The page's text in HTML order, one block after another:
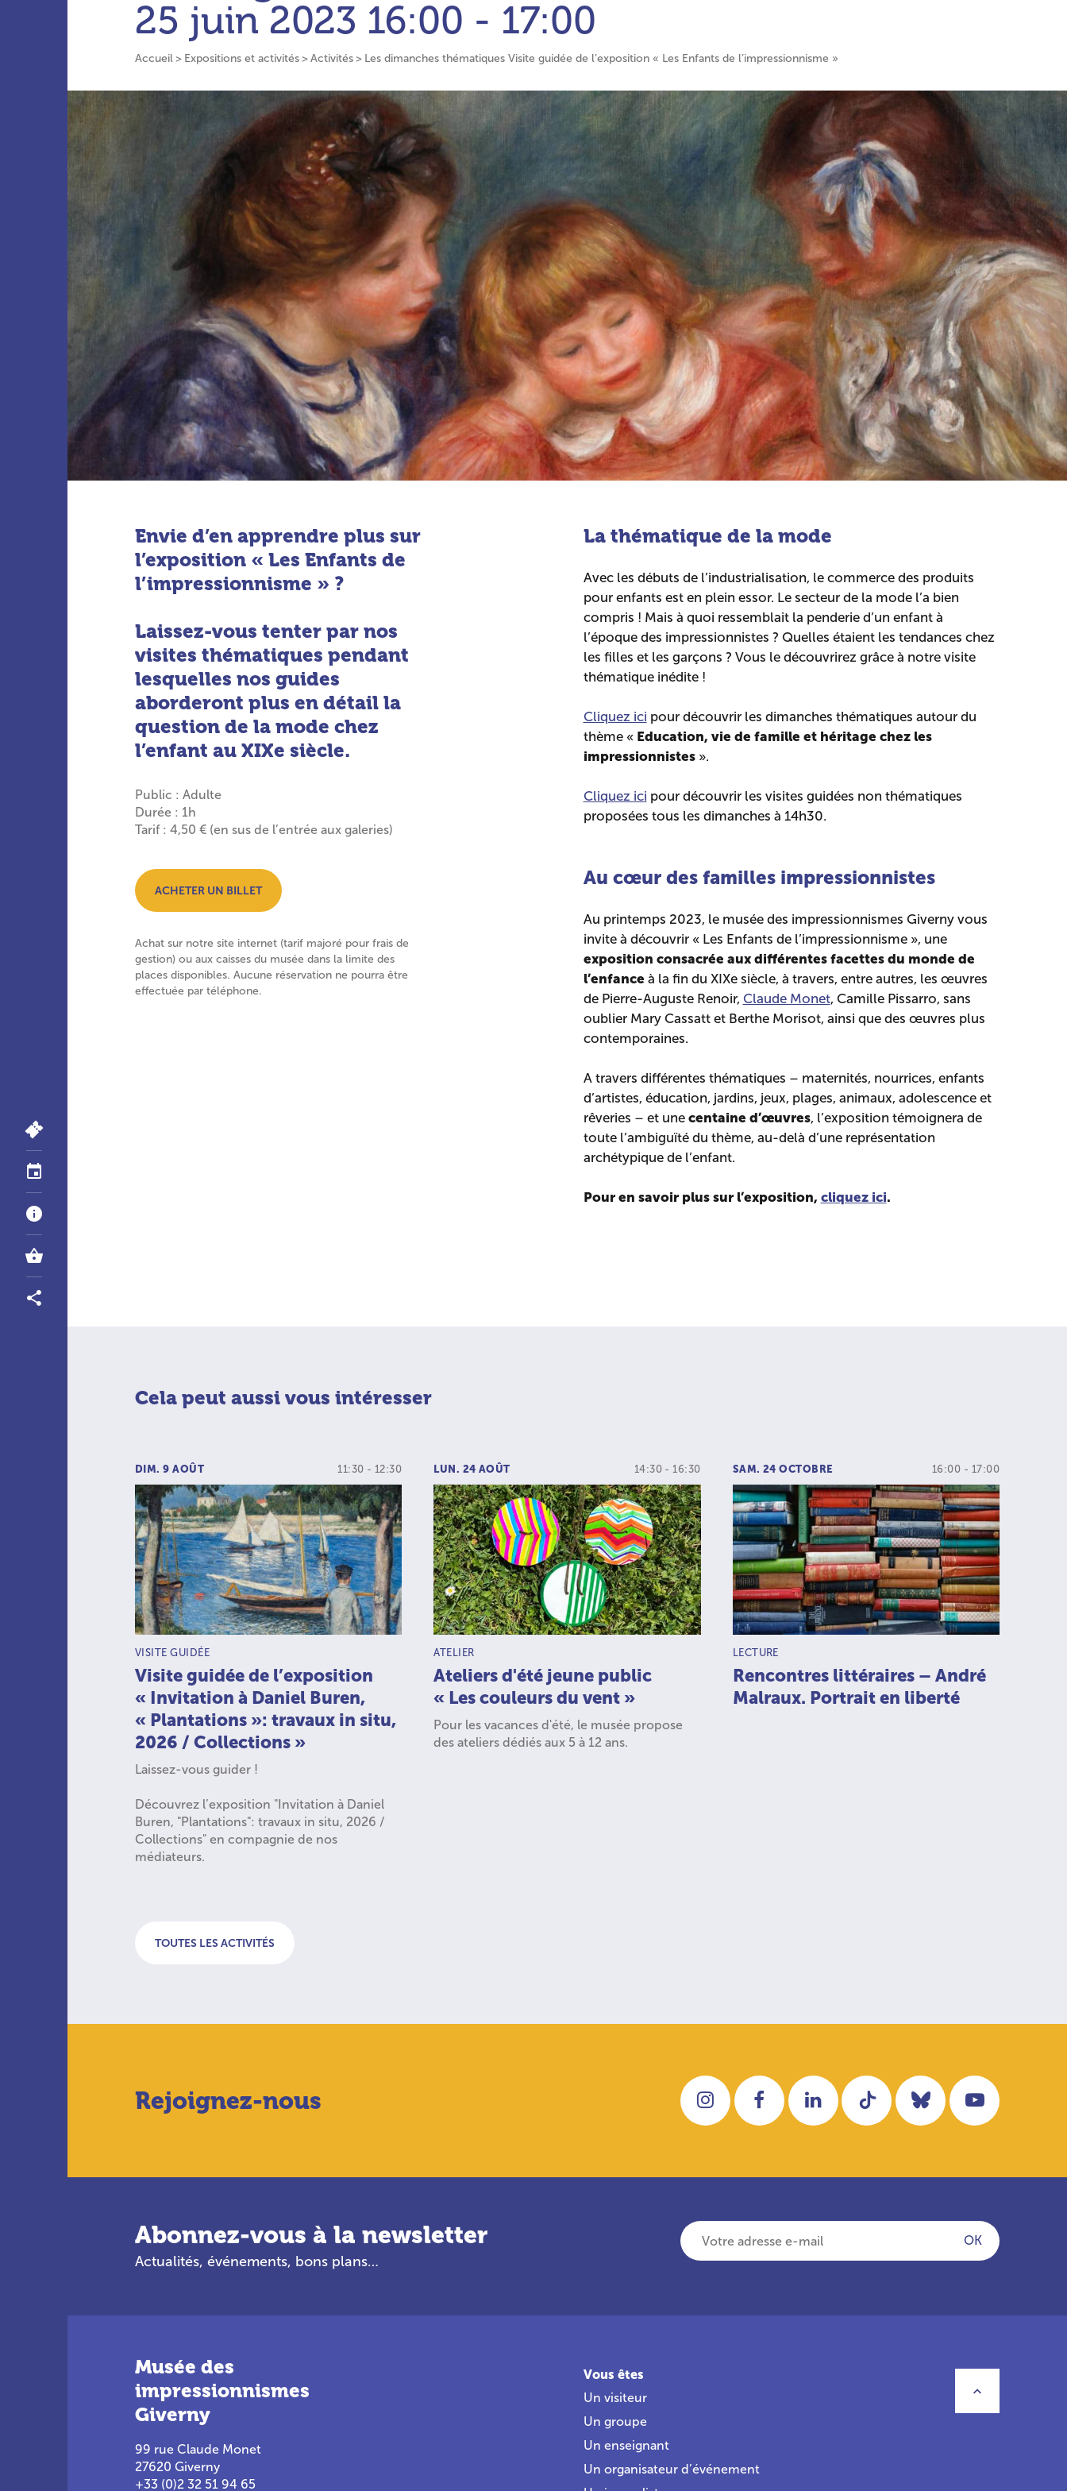
25 juin 2023 16:00 - 17:00
Accueil Expositions et activités Activités Les dimanches thématiques Visite guidée de l’exposition « Les Enfants de l’impressionnisme »
Envie d’en apprendre plus sur
l’exposition « Les Enfants de
l’impressionnisme » ?
Laissez-vous tenter par nos
visites thématiques pendant
lesquelles nos guides
aborderont plus en détail la
question de la mode chez
l’enfant au XIXe siècle.
Public : Adulte
Durée : 1h
Tarif : 4,50 € (en sus de l’entrée aux galeries)
ACHETER UN BILLET
Achat sur notre site internet (tarif majoré pour frais de
gestion) ou aux caisses du musée dans la limite des
places disponibles. Aucune réservation ne pourra être
effectuée par téléphone.
La thématique de la mode
Avec les débuts de l’industrialisation, le commerce des produits
pour enfants est en plein essor. Le secteur de la mode l’a bien
compris ! Mais à quoi ressemblait la penderie d’un enfant à
l’époque des impressionnistes ? Quelles étaient les tendances chez
les filles et les garçons ? Vous le découvrirez grâce à notre visite
thématique inédite !
Cliquez ici pour découvrir les dimanches thématiques autour du
thème « Education, vie de famille et héritage chez les
impressionnistes».
Cliquez ici pour découvrir les visites guidées non thématiques
proposées tous les dimanches à 14h30.
Au cœur des familles impressionnistes
Au printemps 2023, le musée des impressionnismes Giverny vous
invite à découvrir « Les Enfants de l’impressionnisme », une
exposition consacrée aux différentes facettes du monde de
l’enfance à la fin du XIXe siècle, à travers, entre autres, les œuvres
de Pierre-Auguste Renoir, Claude Monet, Camille Pissarro, sans
oublier Mary Cassatt et Berthe Morisot, ainsi que des œuvres plus
contemporaines.
A travers différentes thématiques – maternités, nourrices, enfants
d’artistes, éducation, jardins, jeux, plages, animaux, adolescence et
rêveries – et une centaine d’œuvres, l’exposition témoignera de
toute l’ambiguïté du thème, au-delà d’une représentation
archétypique de l’enfant.
Pour en savoir plus sur l’exposition, cliquez ici.
Cela peut aussi vous intéresser
DIM. 9 AOÛT 11:30 - 12:30
TYPE D’ACTIVITÉ :
VISITE GUIDÉE
Visite guidée de l’exposition
« Invitation à Daniel Buren,
« Plantations »: travaux in situ,
2026 / Collections »
Laissez-vous guider !
Découvrez l’exposition "Invitation à Daniel
Buren, "Plantations": travaux in situ, 2026 /
Collections" en compagnie de nos
médiateurs.
LUN. 24 AOÛT 14:30 - 16:30
TYPE D’ACTIVITÉ :
ATELIER
Ateliers d'été jeune public
« Les couleurs du vent »
Pour les vacances d'été, le musée propose
des ateliers dédiés aux 5 à 12 ans.
SAM. 24 OCTOBRE 16:00 - 17:00
TYPE D’ACTIVITÉ :
LECTURE
Rencontres littéraires – André
Malraux. Portrait en liberté
TOUTES LES ACTIVITÉS
Rejoignez-nous InstagramFacebookLinkedInTiktokBlueskyYouTube
Abonnez-vous à la newsletter
Actualités, événements, bons plans…
Votre adresse e-mail
OK
Musée des
impressionnismes
Giverny
99 rue Claude Monet
27620 Giverny
+33 (0)2 32 51 94 65
Vous êtes
Un visiteur
Un groupe
Un enseignant
Un organisateur d’événement